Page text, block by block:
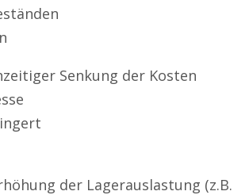
Senkung der Kosten
der Lagerauslastung (z.B.